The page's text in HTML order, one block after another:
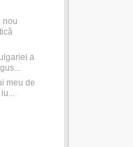
nou
a
meu de